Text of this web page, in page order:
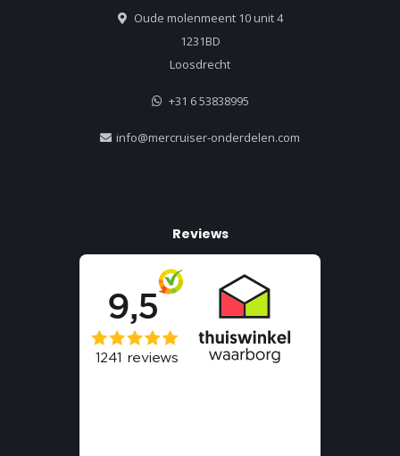
Oude molenmeent 10 unit 4
1231BD
Loosdrecht
+31 6 53838995
info@mercruiser-onderdelen.com
Reviews